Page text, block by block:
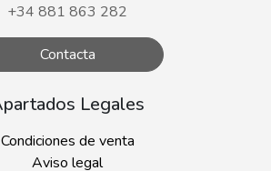
+34 881 863 282
Contacta
Legales
Condiciones de venta
Aviso legal